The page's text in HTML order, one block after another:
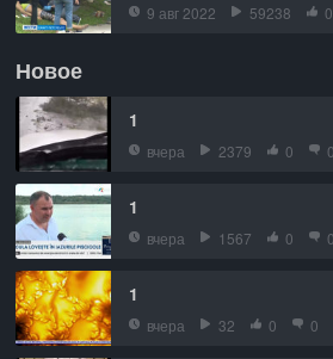
9 авг 2022 59238 0
Новое
1
вчера 2379 0 0
1
вчера 1567 0 0
1
вчера 32 0 0